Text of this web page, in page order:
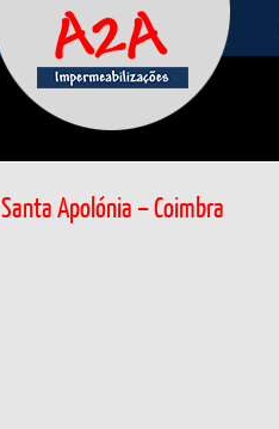
Santa Apolónia – Coimbra